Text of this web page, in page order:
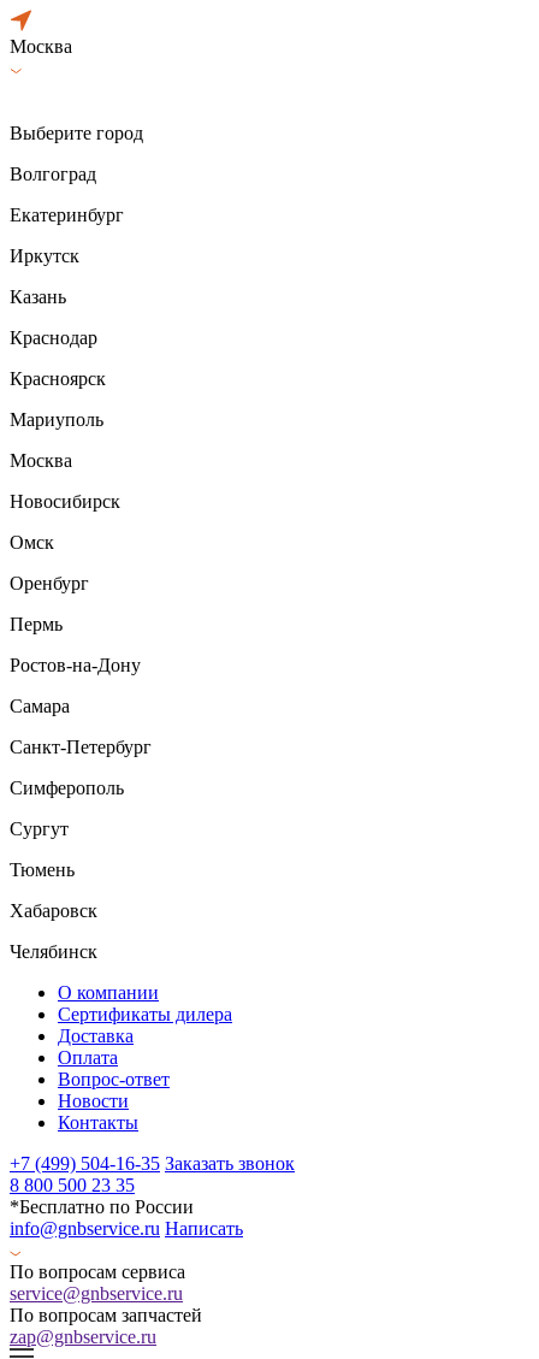
Москва
Выберите город
Волгоград
Екатеринбург
Иркутск
Казань
Краснодар
Красноярск
Мариуполь
Москва
Новосибирск
Омск
Оренбург
Пермь
Ростов-на-Дону
Самара
Санкт-Петербург
Симферополь
Сургут
Тюмень
Хабаровск
Челябинск
О компании
Сертификаты дилера
Доставка
Оплата
Вопрос-ответ
Новости
Контакты
+7 (499) 504-16-35 Заказать звонок
8 800 500 23 35
*Бесплатно по России
info@gnbservice.ru Написать
По вопросам сервиса
service@gnbservice.ru
По вопросам запчастей
zap@gnbservice.ru